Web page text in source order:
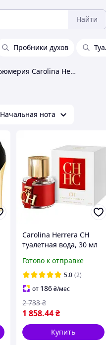
Найти
Пробники духов
Женская парфюмерия Carolina Herrera
Начальная нота
Carolina Herrera CH
туалетная вода, 30 мл
Готово к отправке
5.0 (2)
от 186₴/мес
1 858.44₴
2 733 ₴
Купить